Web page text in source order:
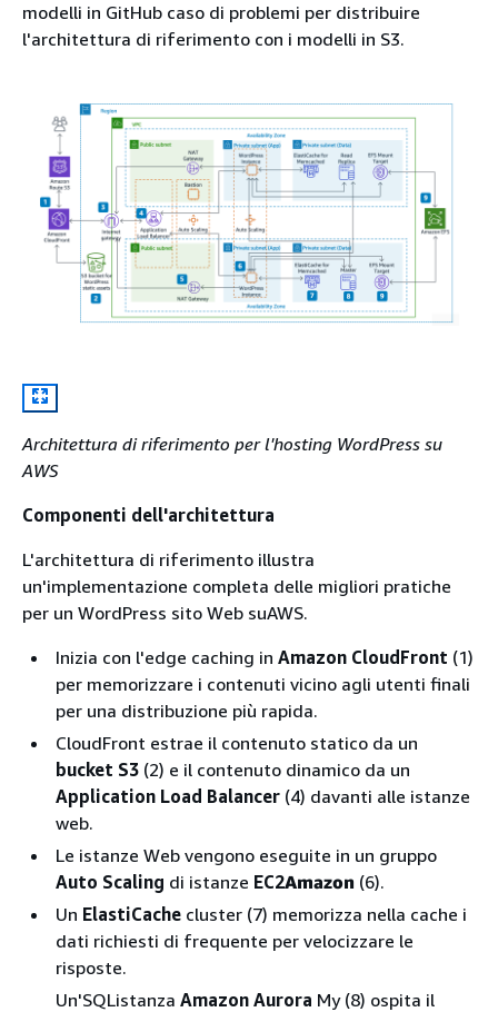
modelli in GitHub caso di problemi per distribuire
l'architettura di riferimento con i modelli in S3.
Architettura di riferimento per l'hosting WordPress su
AWS
Componenti dell'architettura
L'architettura di riferimento illustra
un'implementazione completa delle migliori pratiche
per un WordPress sito Web suAWS.
Inizia con l'edge caching in Amazon CloudFront (1)
per memorizzare i contenuti vicino agli utenti finali
per una distribuzione più rapida.
CloudFront estrae il contenuto statico da un
bucket S3 (2) e il contenuto dinamico da un
Application Load Balancer (4) davanti alle istanze
web.
Le istanze Web vengono eseguite in un gruppo
Auto Scaling di istanze EC2Amazon (6).
Un ElastiCache cluster (7) memorizza nella cache i
dati richiesti di frequente per velocizzare le
risposte.
Un'SQListanza Amazon Aurora My (8) ospita il